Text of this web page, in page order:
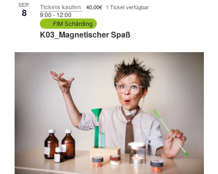
SEP.
8
K03_Magnetischer Spaß
9:00-12:00
FIM Schärding
Tickets kaufen 40,00€ 1 Ticket verfügbar